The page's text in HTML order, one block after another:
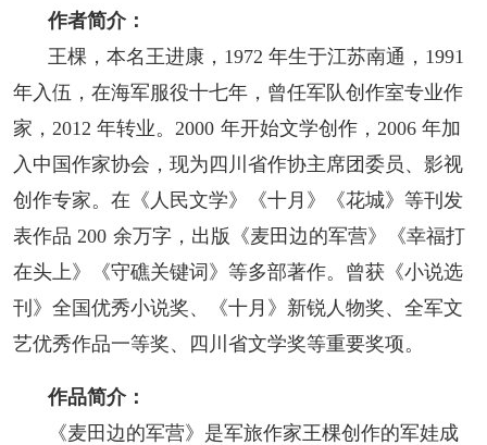
作者简介：
王棵，本名王进康，1972 年生于江苏南通，1991
年入伍，在海军服役十七年，曾任军队创作室专业作
家，2012 年转业。2000 年开始文学创作，2006 年加
入中国作家协会，现为四川省作协主席团委员、影视
创作专家。在《人民文学》《十月》《花城》等刊发
表作品 200 余万字，出版《麦田边的军营》《幸福打
在头上》《守礁关键词》等多部著作。曾获《小说选
刊》全国优秀小说奖、《十月》新锐人物奖、全军文
艺优秀作品一等奖、四川省文学奖等重要奖项。
作品简介：
《麦田边的军营》是军旅作家王棵创作的军娃成